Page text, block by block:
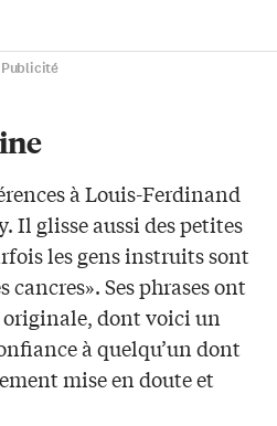
Publicité
à Louis-Ferdinand
Il glisse aussi des petites
les gens instruits sont
cancres». Ses phrases ont
dont voici un
à quelqu’un dont
mise en doute et